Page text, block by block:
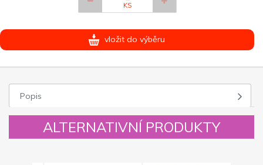
KS
vložit do výběru
Popis
ALTERNATIVNÍ PRODUKTY